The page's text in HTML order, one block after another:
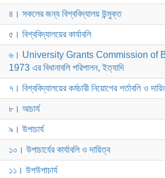
৪। সকলের জন্য বিশ্ববিদ্যালয় উন্মুক্ত
৫। বিশ্ববিদ্যালয়ের কার্যাবলি
৬। University Grants Commission of
1973 এর বিধানাবলি পরিপালন, ইত্যাদি
৭। বিশ্ববিদ্যালয়ের কর্মচারী নিয়োগের শর্তাবলি ও
৮। আচার্য
৯। উপাচার্য
১০। উপাচার্যের কার্যাবলি ও দায়িত্ব
১১। উপউপাচার্য